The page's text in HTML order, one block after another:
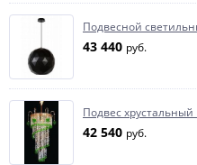
Подвесной
43 440 руб.
Подвес
42 540 руб.